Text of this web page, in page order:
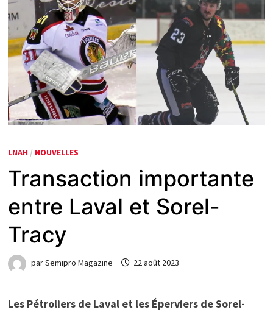
LNAH / NOUVELLES
Transaction importante
entre Laval et Sorel-
Tracy
parSemipro Magazine 22 août 2023
Les Pétroliers de Laval et les Éperviers de Sorel-